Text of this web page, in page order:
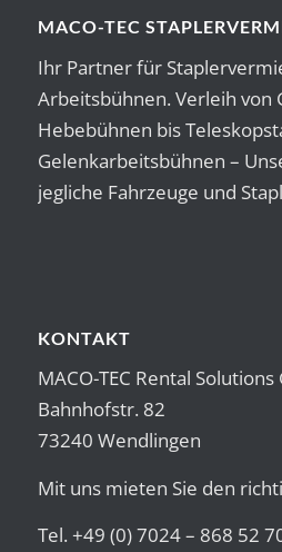
MACO-TEC
Ihr Partner für
Arbeitsbühnen. Verleih von
Hebebühnen bis
Gelenkarbeitsbühnen –
jegliche Fahrzeuge und
KONTAKT
MACO-TEC Rental Solutions
Bahnhofstr. 82
73240 Wendlingen
Mit uns mieten Sie den
Tel. +49 (0) 7024 – 868 52